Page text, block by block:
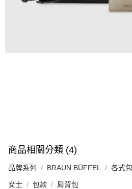
商品相關分類 (4)
品牌系列 BRAUN BÜFFEL 各式
女士 包款 肩背包